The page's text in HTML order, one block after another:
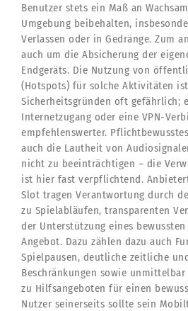
Benutzer stets ein Maß an
Umgebung beibehalten,
Verlassen oder in Gedränge. Zum
auch um die Absicherung der
Endgeräts. Die Nutzung von
(Hotspots) für solche Aktivitäten
Sicherheitsgründen oft gefährlich;
Internetzugang oder eine VPN-
empfehlenswerter.
auch die Lautheit von
nicht zu beeinträchtigen – die
ist hier fast verpflichtend.
Slot tragen Verantwortung durch
zu Spielabläufen, transparenten
der Unterstützung eines
Angebot. Dazu zählen dazu auch
Spielpausen, deutliche zeitliche
Beschränkungen sowie
zu Hilfsangeboten für einen
Nutzer seinerseits sollte sein